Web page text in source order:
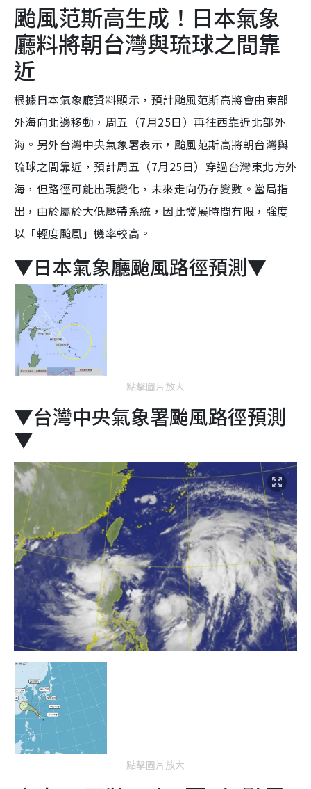
颱風范斯高生成！日本氣象
廳料將朝台灣與琉球之間靠
近
根據日本氣象廳資料顯示，預計颱風范斯高將會由東部
外海向北邊移動，周五（7月25日）再往西靠近北部外
海。另外台灣中央氣象署表示，颱風范斯高將朝台灣與
琉球之間靠近，預計周五（7月25日）穿過台灣東北方外
海，但路徑可能出現變化，未來走向仍存變數。當局指
出，由於屬於大低壓帶系統，因此發展時間有限，強度
以「輕度颱風」機率較高。
▼日本氣象廳颱風路徑預測▼
點擊圖片放大
▼台灣中央氣象署颱風路徑預測
▼
點擊圖片放大